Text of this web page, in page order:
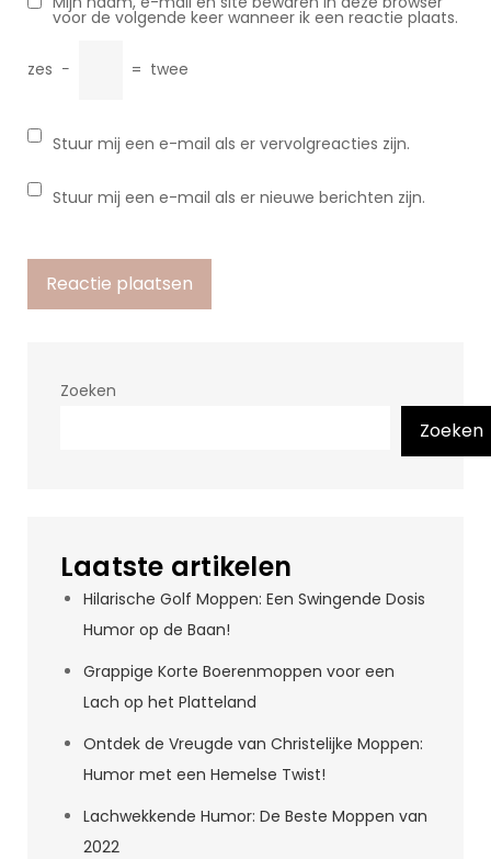
voor de volgende keer wanneer ik een reactie plaats.
zes − = twee
Stuur mij een e-mail als er vervolgreacties zijn.
Stuur mij een e-mail als er nieuwe berichten zijn.
Zoeken
Zoeken
Laatste artikelen
Hilarische Golf Moppen: Een Swingende Dosis
Humor op de Baan!
Grappige Korte Boerenmoppen voor een
Lach op het Platteland
Ontdek de Vreugde van Christelijke Moppen:
Humor met een Hemelse Twist!
Lachwekkende Humor: De Beste Moppen van
2022